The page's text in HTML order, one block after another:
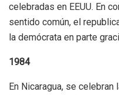
celebradas en EEUU. En
sentido común, el
la demócrata en parte
1984
En Nicaragua, se